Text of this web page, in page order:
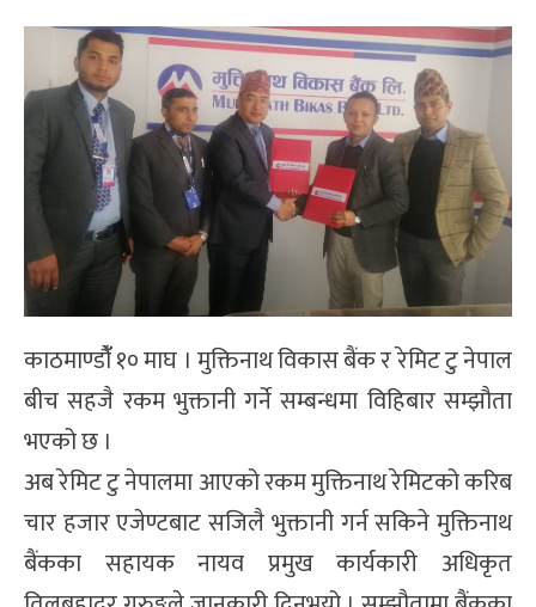
काठमाण्डौंँ १० माघ । मुक्तिनाथ विकास बैंक र रेमिट टु नेपाल
बीच सहजै रकम भुक्तानी गर्ने सम्बन्धमा विहिबार सम्झौता
भएको छ ।
अब रेमिट टु नेपालमा आएको रकम मुक्तिनाथ रेमिटको करिब
चार हजार एजेण्टबाट सजिलै भुक्तानी गर्न सकिने मुक्तिनाथ
बैंकका सहायक नायव प्रमुख कार्यकारी अधिकृत